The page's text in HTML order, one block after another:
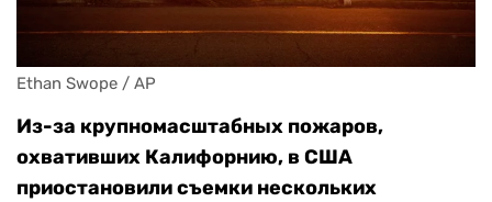
Ethan Swope / AP
Из-за крупномасштабных пожаров,
охвативших Калифорнию, в США
приостановили съемки нескольких